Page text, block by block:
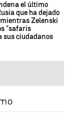
el último
que ha dejado
Zelenski
"safaris
sus ciudadanos